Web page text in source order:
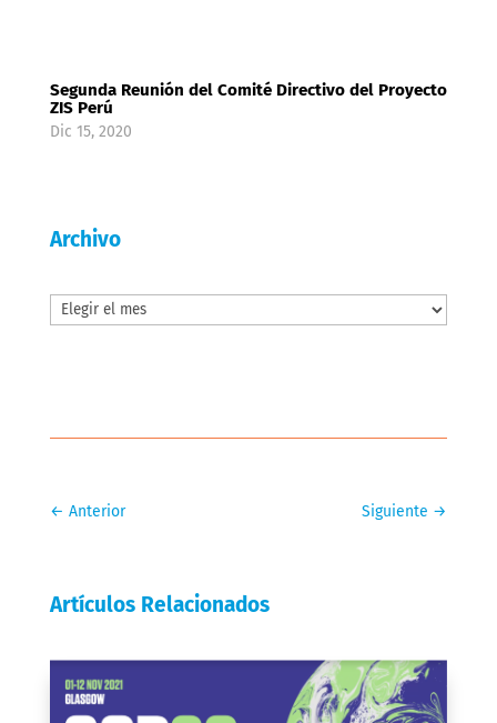
Segunda Reunión del Comité Directivo del Proyecto
ZIS Perú
Dic 15, 2020
Archivo
Archivos
← Anterior Siguiente →
Artículos Relacionados